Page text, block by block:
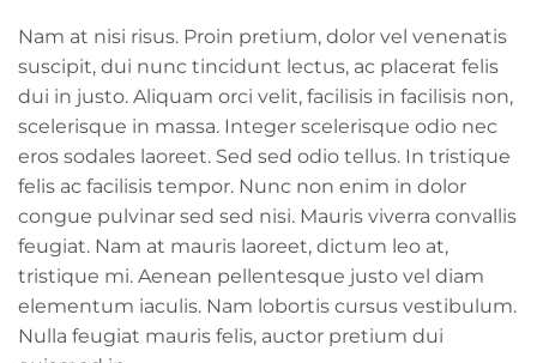
Nam at nisi risus. Proin pretium, dolor vel venenatis
suscipit, dui nunc tincidunt lectus, ac placerat felis
dui in justo. Aliquam orci velit, facilisis in facilisis non,
scelerisque in massa. Integer scelerisque odio nec
eros sodales laoreet. Sed sed odio tellus. In tristique
felis ac facilisis tempor. Nunc non enim in dolor
congue pulvinar sed sed nisi. Mauris viverra convallis
feugiat. Nam at mauris laoreet, dictum leo at,
tristique mi. Aenean pellentesque justo vel diam
elementum iaculis. Nam lobortis cursus vestibulum.
Nulla feugiat mauris felis, auctor pretium dui